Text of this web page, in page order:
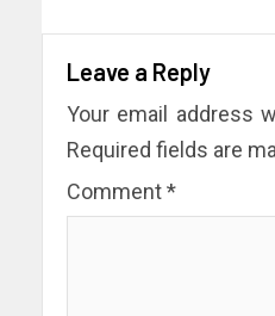
Leave a Reply
Your email address
Required fields are
Comment*